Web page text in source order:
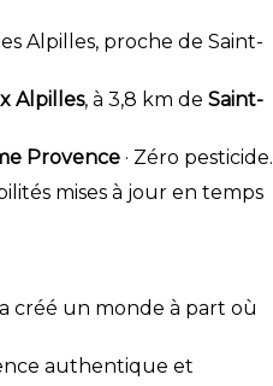
Alpilles, proche de Saint-
Alpilles, à 3,8 km de Saint-
Provence· Zéro pesticide.
mises à jour en temps
créé un monde à part où
authentique et